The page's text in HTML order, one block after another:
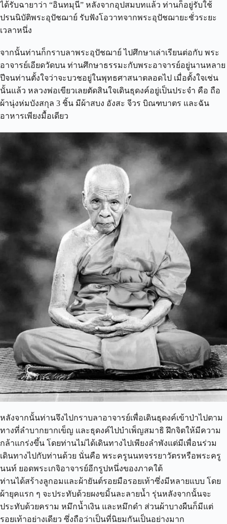
ได้รับฉายาว่า “อินทมุนี” หลังจากอุปสมบทแล้ว ท่านก็อยู่รับใช้
ปรนนิบัติพระอุปัชฌาย์ รับฟังโอวาทจากพระอุปัชฌายะชั่วระยะ
เวลาหนึ่ง
จากนั้นท่านก็กราบลาพระอุปัชฌาย์ ไปศึกษาเล่าเรียนต่อกับ พระ
อาจารย์เอียดวัดบน ท่านศึกษาธรรมะกับพระอาจารย์อยู่นานหลาย
ปีจนท่านตั้งใจว่าจะบวชอยู่ในพุทธศาสนาตลอดไป เมื่อตั้งใจเช่น
นั้นแล้ว หลวงพ่อเขียวเลยตัดสินใจเดินธุดงค์อยู่เป็นประจำ คือ ถือ
ผ้านุ่งห่มบังสกุล 3 ชิ้น มีผ้าสบง อังสะ จีวร บิณฑบาตร และฉัน
อาหารเพียงมื้อเดียว
หลังจากนั้นท่านจึงไปกราบลาอาจารย์เพื่อเดินธุดงค์เข้าป่าไปตาม
ทางที่ลำบากยากเข็ญ และธุดงค์ไปบำเพ็ญสมาธิ ฝึกจิตให้มีความ
กล้าแกร่งขึ้น โดยท่านไม่ได้เดินทางไปเพียงลำพังแต่มีเพื่อนร่วม
เดินทางไปกับท่านด้วย นั่นคือ พระครูนนทจรรยาวัตรหรือพระครู
นนท์ ยอดพระเกจิอาจารย์อีกรูปหนึ่งของภาคใต้
ท่านได้สร้างลูกอมและผ้ายันต์รอยมือรอยเท้าซึ่งมีหลายแบบ โดย
ผ้ายุคแรก ๆ จะประทับด้วยผงขมิ้นละลายน้ำ รุ่นหลังจากนั้นจะ
ประทับด้วยคราม หมึกน้ำเงิน และหมึกดำ ส่วนผ้าบางผืนก็มีแต่
รอยเท้าอย่างเดียว ซึ่งถือว่าเป็นที่นิยมกันเป็นอย่างมาก